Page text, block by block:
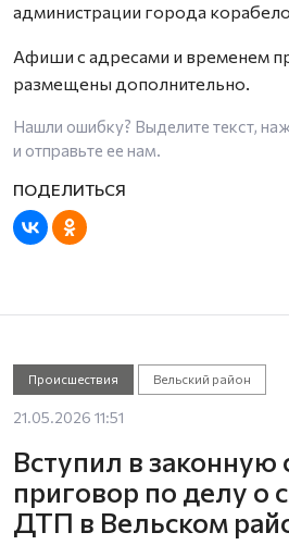
администрации города
Афиши с адресами и временем
размещены дополнительно.
Нашли ошибку? Выделите текст,
и отправьте ее нам.
Происшествия Вельский район
21.05.2026 11:51
Вступил в законную
приговор по делу о
ДТП в Вельском